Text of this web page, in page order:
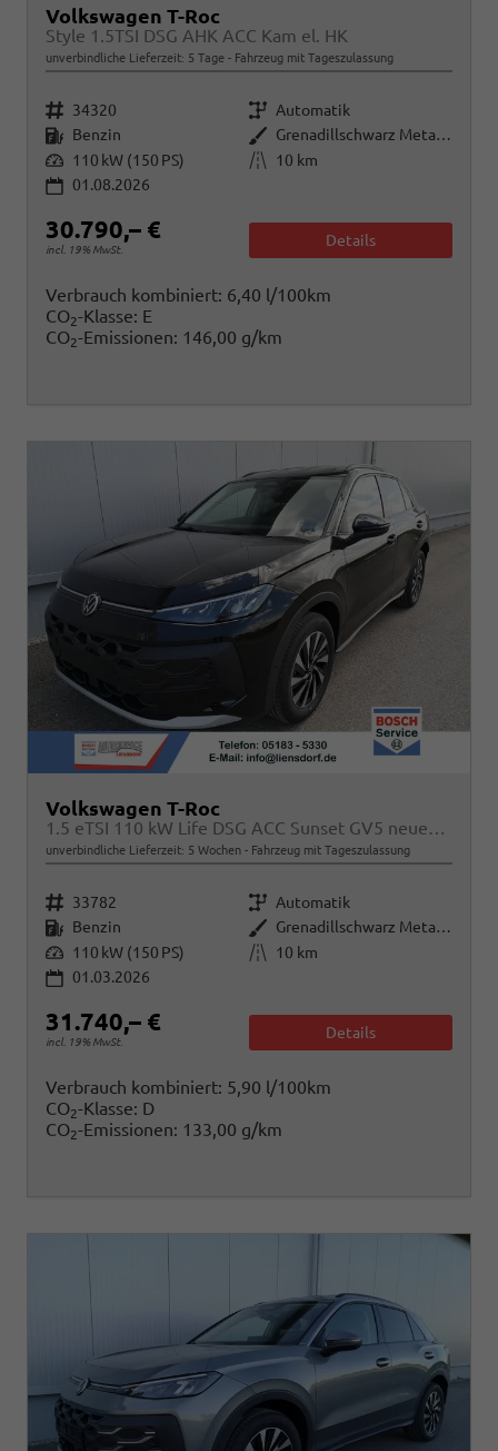
Volkswagen T-Roc
Style 1.5TSI DSG AHK ACC Kam el. HK
unverbindliche Lieferzeit: 5 Tage Fahrzeug mit Tageszulassung
Fahrzeugnr. 34320 Getriebe Automatik
Kraftstoff Benzin Außenfarbe
Grenadillschwarz Metallic
Leistung 110 kW (150 PS) Kilometerstand
10 km
01.08.2026
30.790,– €
incl. 19% MwSt.
Details
Verbrauch kombiniert: 6,40 l/100km
CO2-Klasse: E
CO2-Emissionen: 146,00 g/km
Volkswagen T-Roc
1.5 eTSI 110 kW Life DSG ACC Sunset GV5 neues Modell
unverbindliche Lieferzeit: 5 Wochen Fahrzeug mit Tageszulassung
Fahrzeugnr. 33782 Getriebe Automatik
Kraftstoff Benzin Außenfarbe
Grenadillschwarz Metallic
Leistung 110 kW (150 PS) Kilometerstand
10 km
01.03.2026
31.740,– €
incl. 19% MwSt.
Details
Verbrauch kombiniert: 5,90 l/100km
CO2-Klasse: D
CO2-Emissionen: 133,00 g/km